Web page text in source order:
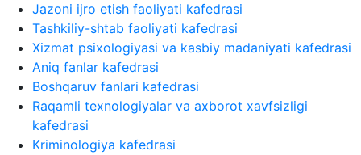
Jazoni ijro etish faoliyati kafedrasi
Tashkiliy-shtab faoliyati kafedrasi
Xizmat psixologiyasi va kasbiy madaniyati kafedrasi
Aniq fanlar kafedrasi
Boshqaruv fanlari kafedrasi
Raqamli texnologiyalar va axborot xavfsizligi
kafedrasi
Kriminologiya kafedrasi